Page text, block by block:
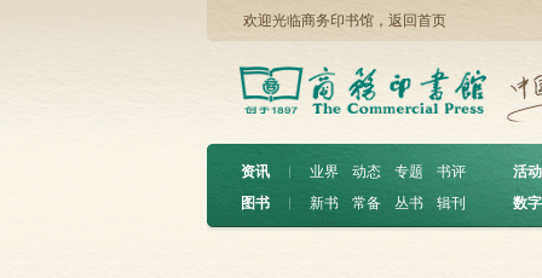
欢迎光临商务印书馆， 返回首页
资讯 ︱ 业界 动态 专题
书评
图书
︱ 新书 常备 丛书 辑刊
活动
数字